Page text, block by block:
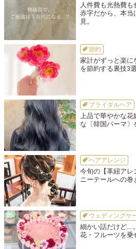
人件費も光熱費
赤字だから、本当
見。
節約
家計がずっと楽に
を節約する裏技3
ブライダルヘア
上品で華やかな
な〔韓国パーマ〕
ヘアアレンジ
今旬の【革紐アレ
ニーテールへの
ウェディングケ
細かい話だけど....
花・フルーツを